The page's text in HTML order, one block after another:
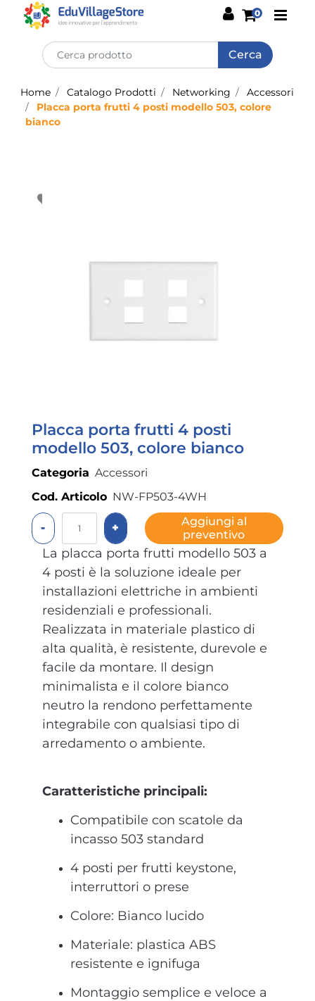
0
Home Catalogo Prodotti Networking
Accessori
Placca porta frutti 4 posti modello 503, colore
bianco
Placca porta frutti 4 posti
modello 503, colore bianco
Categoria Accessori
Cod. Articolo NW-FP503-4WH
Quantità
Aggiungi al
preventivo
La placca porta frutti modello 503 a
4 posti è la soluzione ideale per
installazioni elettriche in ambienti
residenziali e professionali.
Realizzata in materiale plastico di
alta qualità, è resistente, durevole e
facile da montare. Il design
minimalista e il colore bianco
neutro la rendono perfettamente
integrabile con qualsiasi tipo di
arredamento o ambiente.
Caratteristiche principali:
Compatibile con scatole da
incasso 503 standard
4 posti per frutti keystone,
interruttori o prese
Colore: Bianco lucido
Materiale: plastica ABS
resistente e ignifuga
Montaggio semplice e veloce a